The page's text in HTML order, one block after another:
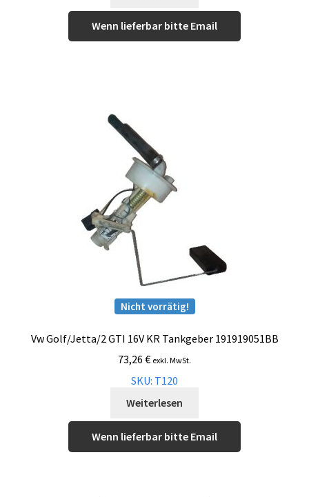
Wenn lieferbar bitte Email
Nicht vorrätig!
Vw Golf/Jetta/2 GTI 16V KR Tankgeber 191919051BB
73,26 € exkl. MwSt.
SKU: T120
Weiterlesen
Wenn lieferbar bitte Email